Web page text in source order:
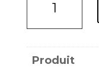
D6-
12-
1354
Produit